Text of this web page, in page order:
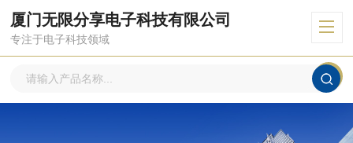
厦门无限分享电子科技有限公司
专注于电子科技领域